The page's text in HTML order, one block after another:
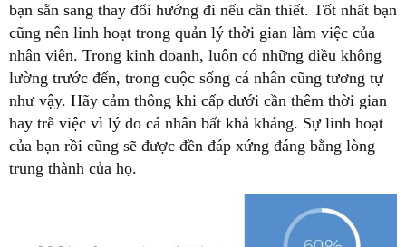
bạn sẵn sang thay đổi hướng đi nếu cần thiết. Tốt nhất bạn
cũng nên linh hoạt trong quản lý thời gian làm việc của
nhân viên. Trong kinh doanh, luôn có những điều không
lường trước đến, trong cuộc sống cá nhân cũng tương tự
như vậy. Hãy cảm thông khi cấp dưới cần thêm thời gian
hay trễ việc vì lý do cá nhân bất khả kháng. Sự linh hoạt
của bạn rồi cũng sẽ được đền đáp xứng đáng bằng lòng
trung thành của họ.